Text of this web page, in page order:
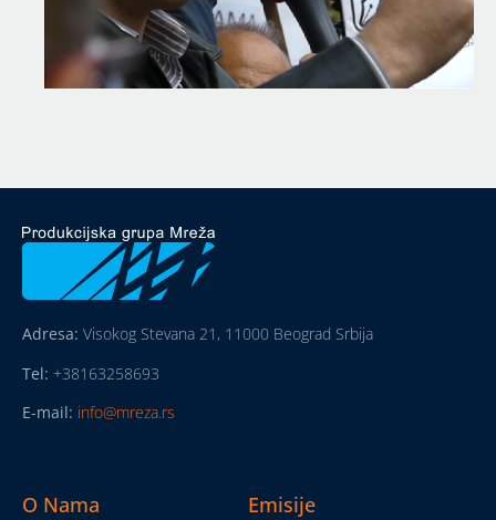
Adresa: Visokog Stevana 21, 11000 Beograd Srbija
Tel: +38163258693
E-mail: info@mreza.rs
O Nama Emisije